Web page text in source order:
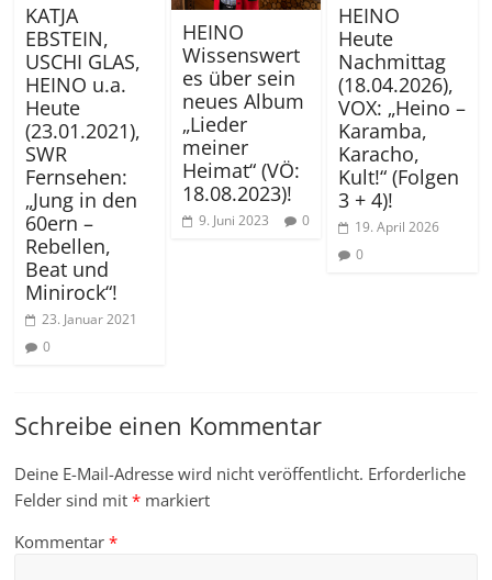
KATJA
EBSTEIN,
USCHI GLAS,
HEINO u.a.
Heute
(23.01.2021),
SWR
Fernsehen:
„Jung in den
60ern –
Rebellen,
Beat und
Minirock“!
23. Januar 2021
0
HEINO
Wissenswert
es über sein
neues Album
„Lieder
meiner
Heimat“ (VÖ:
18.08.2023)!
9. Juni 2023 0
HEINO
Heute
Nachmittag
(18.04.2026),
VOX: „Heino –
Karamba,
Karacho,
Kult!“ (Folgen
3 + 4)!
19. April 2026
0
Schreibe einen Kommentar
Deine E-Mail-Adresse wird nicht veröffentlicht. Erforderliche
Felder sind mit* markiert
Kommentar*